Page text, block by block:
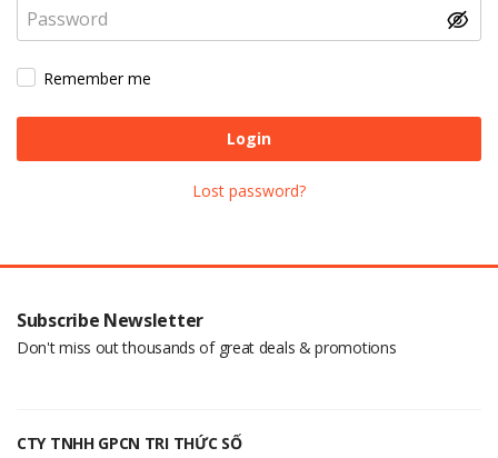
Remember me
Login
Lost password?
Subscribe Newsletter
Don't miss out thousands of great deals & promotions
CTY TNHH GPCN TRI THỨC SỐ